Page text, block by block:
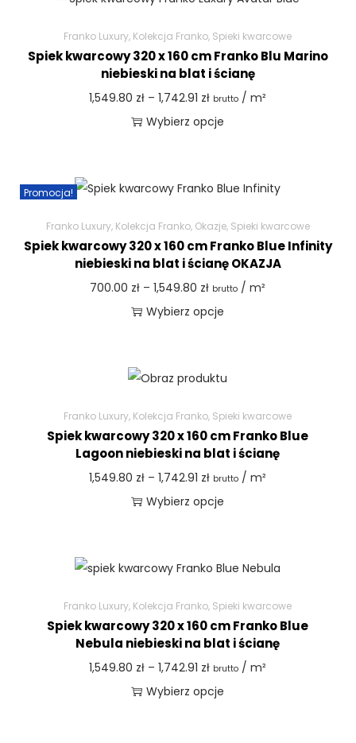
Franko Luxury, Kolekcja Franko, Spieki kwarcowe
Spiek kwarcowy 320 x 160 cm Franko Blu Marino
niebieski na blat i ścianę
1,549.80 zł – 1,742.91 zł brutto / m²
Wybierz opcje
Promocja!
Franko Luxury, Kolekcja Franko, Okazje, Spieki kwarcowe
Spiek kwarcowy 320 x 160 cm Franko Blue Infinity
niebieski na blat i ścianę OKAZJA
700.00 zł – 1,549.80 zł brutto / m²
Wybierz opcje
Franko Luxury, Kolekcja Franko, Spieki kwarcowe
Spiek kwarcowy 320 x 160 cm Franko Blue
Lagoon niebieski na blat i ścianę
1,549.80 zł – 1,742.91 zł brutto / m²
Wybierz opcje
Franko Luxury, Kolekcja Franko, Spieki kwarcowe
Spiek kwarcowy 320 x 160 cm Franko Blue
Nebula niebieski na blat i ścianę
1,549.80 zł – 1,742.91 zł brutto / m²
Wybierz opcje